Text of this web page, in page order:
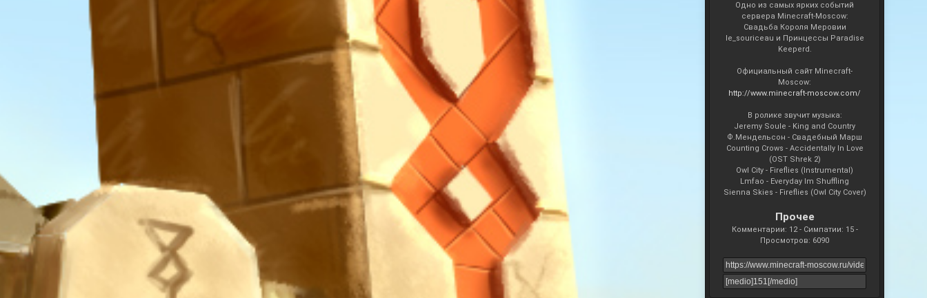
Одно из самых ярких событий
сервера Minecraft-Moscow:
Свадьба Короля Меровии
le_souriceau и Принцессы Paradise
Keeperd.
Официальный сайт Minecraft-
Moscow:
http://www.minecraft-moscow.com/
В ролике звучит музыка:
Jeremy Soule - King and Country
Ф.Мендельсон - Свадебный Марш
Counting Crows - Accidentally In Love
(OST Shrek 2)
Owl City - Fireflies (Instrumental)
Lmfao - Everyday Im Shuffling
Sienna Skies - Fireflies (Owl City Cover)
Прочее
Комментарии: 12 - Симпатии: 15 -
Просмотров: 6090